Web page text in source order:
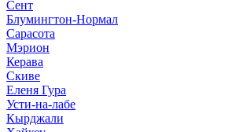
Сент
Блумингтон-Нормал
Сарасота
Мэрион
Керава
Скиве
Еленя Гура
Усти-на-лабе
Кырджали